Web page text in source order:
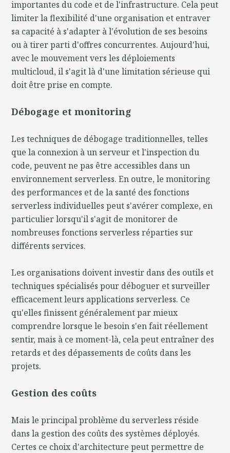
importantes du code et de l'infrastructure. Cela peut
limiter la flexibilité d'une organisation et entraver
sa capacité à s'adapter à l'évolution de ses besoins
ou à tirer parti d'offres concurrentes. Aujourd'hui,
avec le mouvement vers les déploiements
multicloud, il s'agit là d'une limitation sérieuse qui
doit être prise en compte.
Débogage et monitoring
Les techniques de débogage traditionnelles, telles
que la connexion à un serveur et l'inspection du
code, peuvent ne pas être accessibles dans un
environnement serverless. En outre, le monitoring
des performances et de la santé des fonctions
serverless individuelles peut s'avérer complexe, en
particulier lorsqu'il s'agit de monitorer de
nombreuses fonctions serverless réparties sur
différents services.
Les organisations doivent investir dans des outils et
techniques spécialisés pour déboguer et surveiller
efficacement leurs applications serverless. Ce
qu'elles finissent généralement par mieux
comprendre lorsque le besoin s'en fait réellement
sentir, mais à ce moment-là, cela peut entraîner des
retards et des dépassements de coûts dans les
projets.
Gestion des coûts
Mais le principal problème du serverless réside
dans la gestion des coûts des systèmes déployés.
Certes ce choix d'architecture peut permettre de